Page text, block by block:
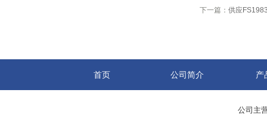
下一篇： 供应
首页 公司简介 产
公司主